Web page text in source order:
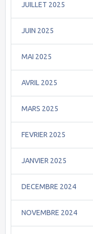
JUILLET 2025
JUIN 2025
MAI 2025
AVRIL 2025
MARS 2025
FEVRIER 2025
JANVIER 2025
DECEMBRE 2024
NOVEMBRE 2024